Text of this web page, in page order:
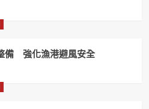
備 強化漁港避風安全